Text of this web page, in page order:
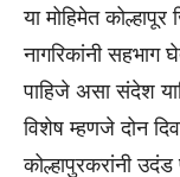
या मोहिमेत
नागरिकांनी सहभाग
पाहिजे असा संदेश
विशेष म्हणजे दोन
कोल्हापुरकरांनी